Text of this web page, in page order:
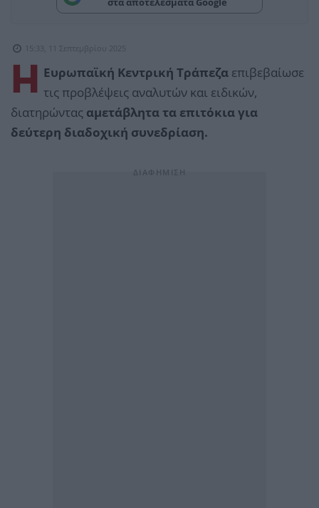
15:33, 11 Σεπτεμβρίου 2025
Η Ευρωπαϊκή Κεντρική Τράπεζα επιβεβαίωσε
τις προβλέψεις αναλυτών και ειδικών,
διατηρώντας αμετάβλητα τα επιτόκια για
δεύτερη διαδοχική συνεδρίαση.